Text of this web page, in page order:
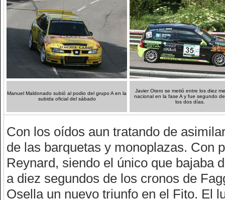
Manuel Maldonado subió al podio del grupo A en la
subida oficial del sábado
Javier Otero se metió entre los diez
nacional en la fase A y fue segundo
los dos días.
Con los oídos aun tratando de
de las barquetas y monoplazas. Con
Reynard, siendo el único que bajaba
a diez segundos de los cronos de
Osella un nuevo triunfo en el Fito. El